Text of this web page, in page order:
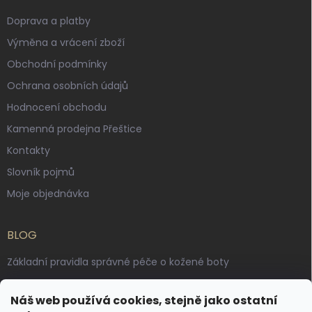
Náš web používá cookies, stejně jako ostatní
Doprava a platby
Výměna a vrácení zboží
Obchodní podmínky
Ochrana osobních údajů
Hodnocení obchodu
Kamenná prodejna Přeštice
Kontakty
Slovník pojmů
Moje objednávka
BLOG
Základní pravidla správné péče o kožené boty